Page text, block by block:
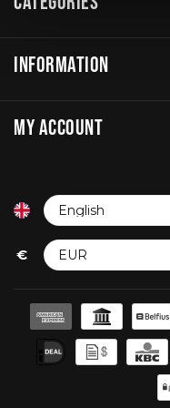
INFORMATION
MY ACCOUNT
€